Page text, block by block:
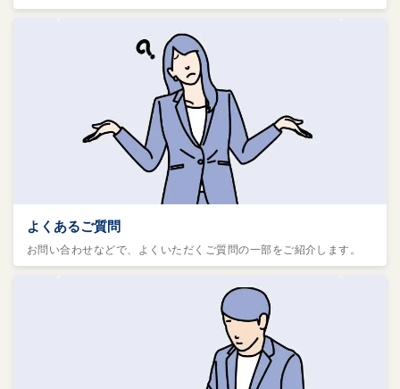
よくあるご質問
お問い合わせなどで、よくいただくご質問の一部をご紹介します。